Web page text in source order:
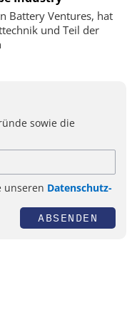
Battery Ventures, hat
und Teil der
sowie die
unseren Datenschutz-
ABSENDEN